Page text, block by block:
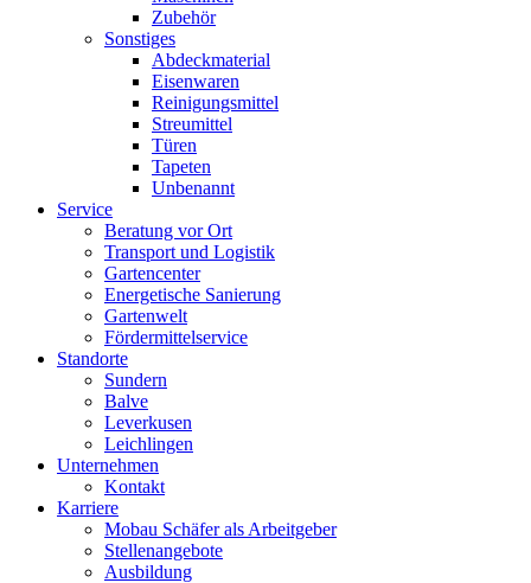
Zubehör
Sonstiges
Abdeckmaterial
Eisenwaren
Reinigungsmittel
Streumittel
Türen
Tapeten
Unbenannt
Service
Beratung vor Ort
Transport und Logistik
Gartencenter
Energetische Sanierung
Gartenwelt
Fördermittelservice
Standorte
Sundern
Balve
Leverkusen
Leichlingen
Unternehmen
Kontakt
Karriere
Mobau Schäfer als Arbeitgeber
Stellenangebote
Ausbildung